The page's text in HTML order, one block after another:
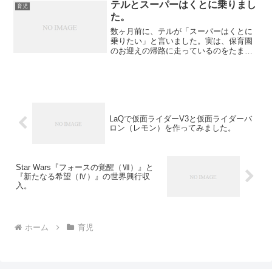
てびり ⇒ 開けて（ビリっ...
育児
テルとスーパーはくとに乗りまし
た。
数ヶ月前に、テルが「スーパーはくとに
乗りたい」と言いました。実は、保育園
のお迎えの帰路に走っているのをたまに
LaQで仮面ライダーV3と仮面ライダーバ
ロン（レモン）を作ってみました。
Star Wars『フォースの覚醒（Ⅶ）』と
『新たなる希望（Ⅳ）』の世界興行収
入。
ホーム 育児